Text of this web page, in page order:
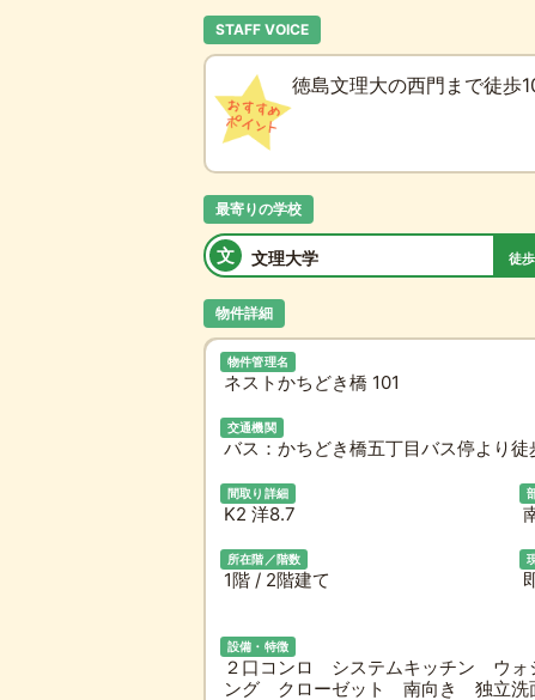
STAFF VOICE
徳島文理大の西門まで徒歩
最寄りの学校
文 文理大学 徒歩
物件詳細
物件管理名
ネストかちどき橋 101
交通機関
バス：かちどき橋五丁目バス停より
間取り詳細
K2 洋8.7
所在階／階数
1階 / 2階建て
設備・特徴
２口コンロ システムキッチン ウ
ング クローゼット 南向き 独立